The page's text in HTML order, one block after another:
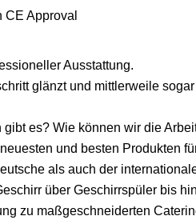
Ausstattung.
glänzt und mittlerweile
es? Wie können wir die
und besten Produkten
als auch der
über Geschirrspüler bis
zu maßgeschneiderten